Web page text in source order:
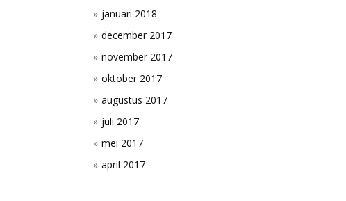
januari 2018
december 2017
november 2017
oktober 2017
augustus 2017
juli 2017
mei 2017
april 2017